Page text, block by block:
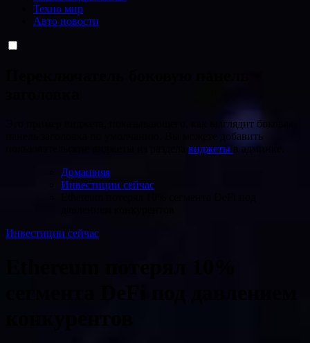
Техно мир
Авто новости
Это пример виджета, показывающего, как выглядит боковая
панель заголовка по умолчанию. Вы можете добавить
виджеты в админке.
Домашняя
Инвестиции сейчас
Инвестиции сейчас